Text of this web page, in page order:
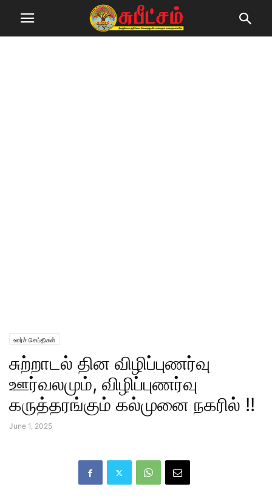
ஊர்ச் செய்திகள்
சுற்றாடல் தின விழிப்புணர்வு
ஊர்வலமும், விழிப்புணர்வு
கருத்தரங்கும் கல்முனை நகரில் !!
June 1, 2025